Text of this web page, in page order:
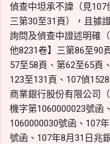
偵查中坦承不諱（見107
三第30至31頁），且據
詢問及偵查中證述明確
他8231卷】三第86至90
57至58頁、第62至65頁
123至131頁、107偵
商業銀行股份有限公司
機字第1060000023號函
1060000030號函、107
號函、107年8月31日兆